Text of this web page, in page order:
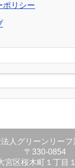
ポリシー
人グリーンリー
〒330-0854
宮区桜木町１丁目